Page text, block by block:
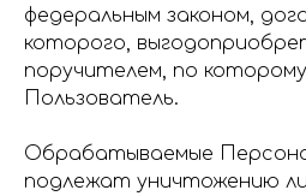
федеральным законом,
которого,
поручителем, по
Пользователь.
Обрабатываемые
подлежат уничтожению